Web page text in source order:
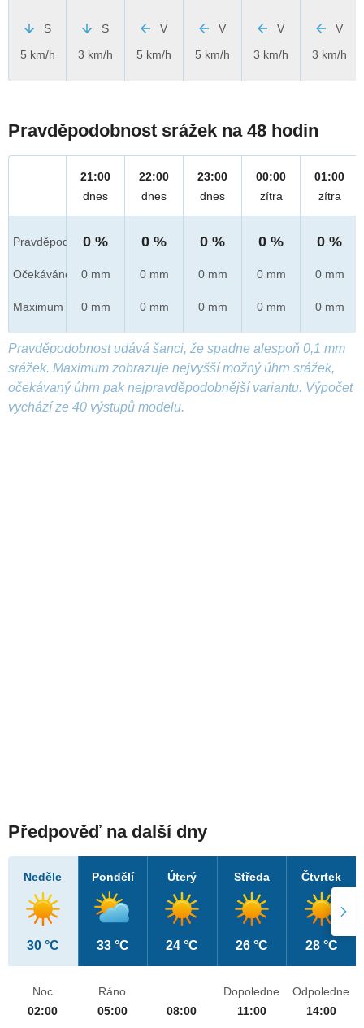
S
5 km/h
S
3 km/h
V
5 km/h
V
5 km/h
V
3 km/h
V
3 km/h
Pravděpodobnost srážek na 48 hodin
Pravděpod.
Očekáváno
Maximum
21:00
dnes
0 %
0 mm
0 mm
22:00
dnes
0 %
0 mm
0 mm
23:00
dnes
0 %
0 mm
0 mm
00:00
zítra
0 %
0 mm
0 mm
01:00
zítra
0 %
0 mm
0 mm
Pravděpodobnost udává šanci, že spadne alespoň 0,1 mm
srážek. Maximum zobrazuje nejvyšší možný úhrn srážek,
očekávaný úhrn pak nejpravděpodobnější variantu. Výpočet
vychází ze 40 výstupů modelu.
Předpověď na další dny
Neděle
30 °C
Pondělí
33 °C
Úterý
24 °C
Středa
26 °C
Čtvrtek
28 °C
Noc
02:00
Ráno
05:00
08:00
Dopoledne
11:00
Odpoledne
14:00